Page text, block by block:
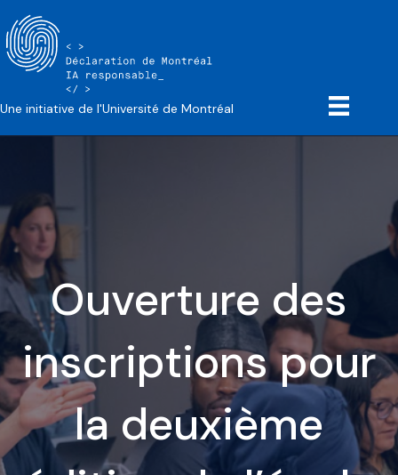
Une initiative de l'Université de Montréal
Ouverture des
inscriptions pour
la deuxième